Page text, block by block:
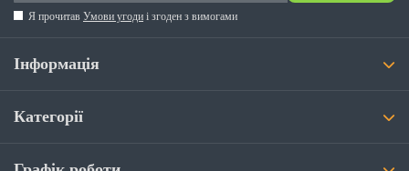
Я прочитав Умови угоди і згоден з вимогами
Інформація
Категорії